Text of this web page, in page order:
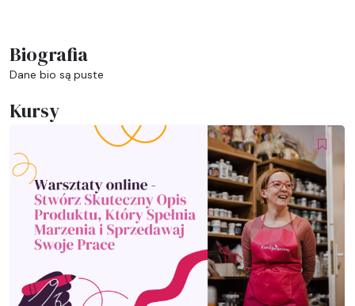
Biografia
Dane bio są puste
Kursy